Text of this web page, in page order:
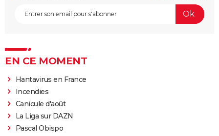
EN CE MOMENT
Hantavirus en France
Incendies
Canicule d'août
La Liga sur DAZN
Pascal Obispo